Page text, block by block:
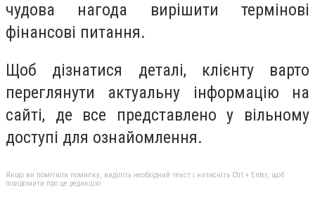
чудова нагода вирішити термінові
фінансові питання.
Щоб дізнатися деталі, клієнту варто
переглянути актуальну інформацію на
сайті, де все представлено у вільному
доступі для ознайомлення.
Якщо ви помітили помилку, виділіть необхідний текст і натисніть Ctrl + Enter, щоб
повідомити про це редакцію